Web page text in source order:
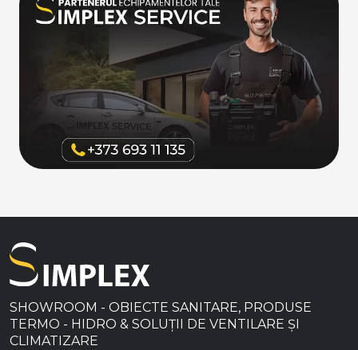
SHOWROOM - OBIECTE SANITARE, PRODUSE
TERMO - HIDRO & SOLUȚII DE VENTILARE ȘI
CLIMATIZARE